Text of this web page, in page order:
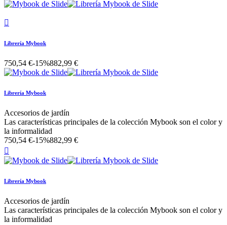

Librería Mybook
750,54 €-15%882,99 €
Librería Mybook
Accesorios de jardín
Las características principales de la colección Mybook son el color y
la informalidad
750,54 €-15%882,99 €

Librería Mybook
Accesorios de jardín
Las características principales de la colección Mybook son el color y
la informalidad